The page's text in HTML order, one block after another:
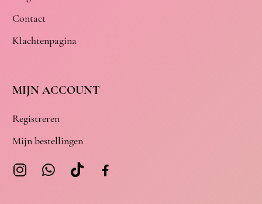
Contact
Klachtenpagina
MIJN ACCOUNT
Registreren
Mijn bestellingen